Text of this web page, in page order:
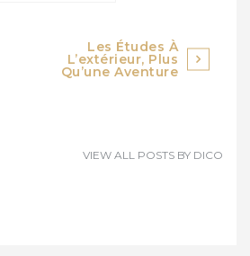
Les Études À
L’extérieur, Plus
Qu’une Aventure
VIEW ALL POSTS BY DICO